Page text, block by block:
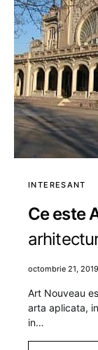
INTERESANT
Ce este
octombrie 21, 2019
Art Nouveau
arta aplicata,
in…